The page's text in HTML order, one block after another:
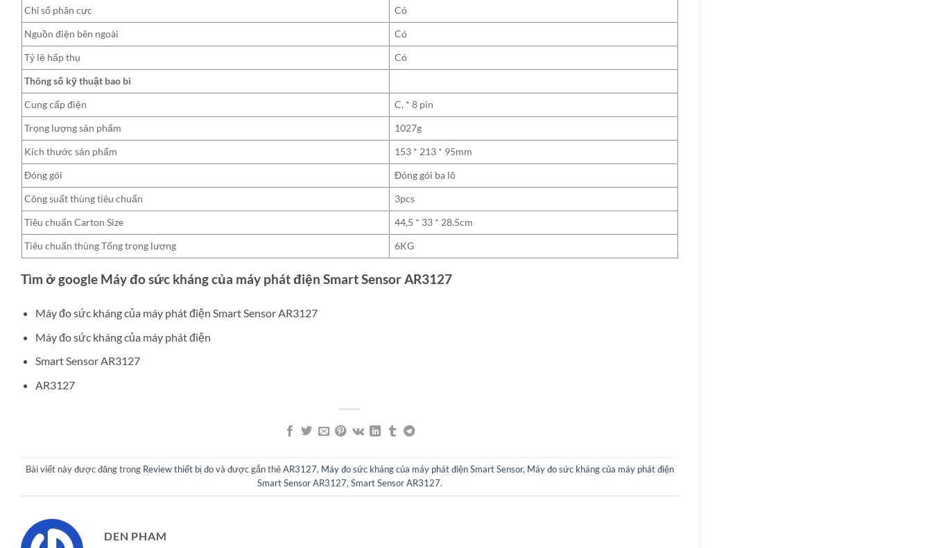
Chỉ số phân cực
Có
Nguồn điện bên ngoài
Có
Tỷ lệ hấp thụ
Có
Thông số kỹ thuật bao bì
Cung cấp điện
C, * 8 pin
Trọng lượng sản phẩm
1027g
Kích thước sản phẩm
153 * 213 * 95mm
Đóng gói
Đóng gói ba lô
Công suất thùng tiêu chuẩn
3pcs
Tiêu chuẩn Carton Size
44,5 * 33 * 28.5cm
Tiêu chuẩn thùng Tổng trọng lượng
6KG
Tìm ở google Máy đo sức kháng của máy phát điện Smart Sensor AR3127
Máy đo sức kháng của máy phát điện Smart Sensor AR3127
Máy đo sức kháng của máy phát điện
Smart Sensor AR3127
AR3127
Bài viết này được đăng trong Review thiết bị đovà được gắn thẻAR3127, Máy đo sức kháng của máy phát điện Smart Sensor, Máy đo sức kháng của máy phát điện
Smart Sensor AR3127, Smart Sensor AR3127.
DEN PHAM